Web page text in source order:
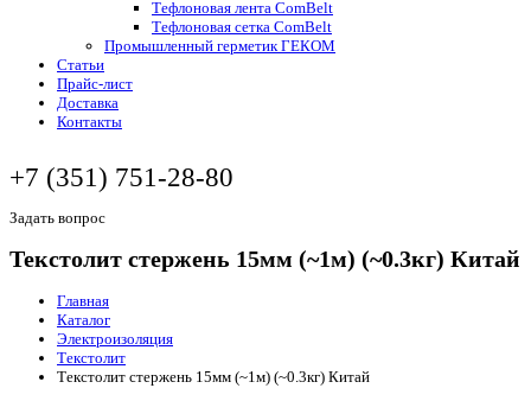
Тефлоновая лента ComBelt
Тефлоновая сетка ComBelt
Промышленный герметик ГЕКОМ
Статьи
Прайс-лист
Доставка
Контакты
+7 (351) 751-28-80
Задать вопрос
Текстолит стержень 15мм (~1м) (~0.3кг) Китай
Главная
Каталог
Электроизоляция
Текстолит
Текстолит стержень 15мм (~1м) (~0.3кг) Китай